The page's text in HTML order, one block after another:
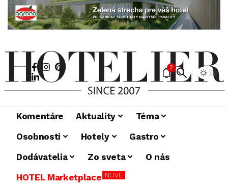
2
Komentáre Aktuality
Téma
Osobnosti
Hotely
Gastro
Dodávatelia
Zo sveta
O nás
HOTEL Marketplace NOVÉ